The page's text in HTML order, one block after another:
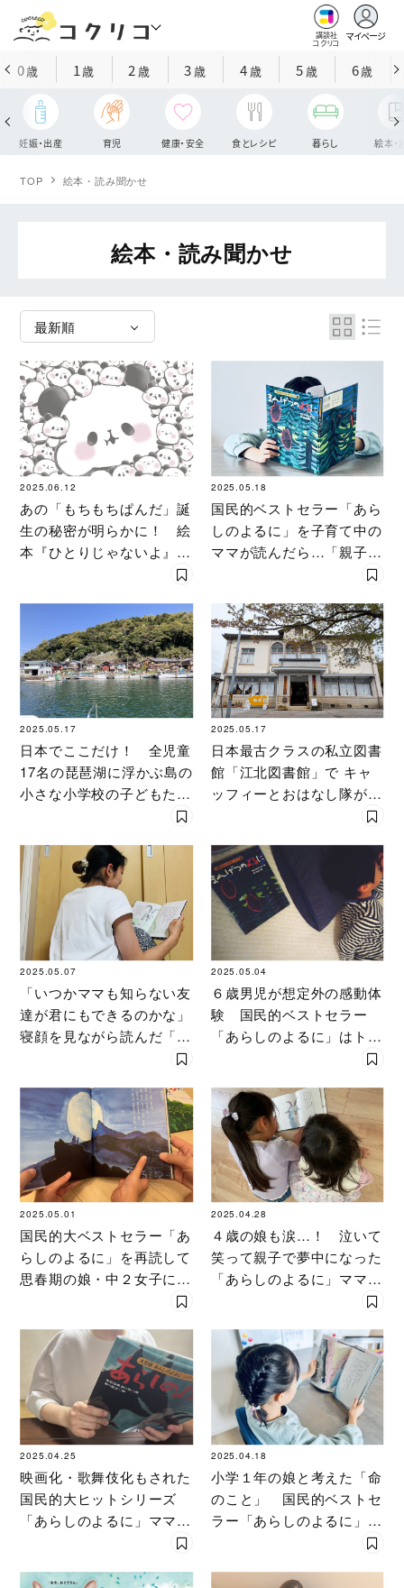
講談社
コクリコ
マイページ
0歳 1歳 2 歳 3歳 4歳 5歳 6歳
妊娠・出産 育児 健康・安全 食とレシピ 暮らし 絵本・
TOP 絵本・読み聞かせ
絵本・読み聞かせ
2025.06.12
あの「もちもちぱんだ」誕
生の秘密が明らかに！ 絵
本『ひとりじゃないよ』で
描かれる大人気キャラの癒
2025.05.18
国民的ベストセラー「あら
しのよるに」を子育て中の
ママが読んだら…「親子で
泣いた」「子どもの成長を
2025.05.17
日本でここだけ！ 全児童
17名の琵琶湖に浮かぶ島の
小さな小学校の子どもたち
2025.05.17
日本最古クラスの私立図書
館「江北図書館」で キャ
ッフィーとおはなし隊が初
2025.05.07
「いつかママも知らない友
達が君にもできるのかな」
寝顔を見ながら読んだ「あ
らしのよるに」に０歳児の
2025.05.04
６歳男児が想定外の感動体
験 国民的ベストセラー
「あらしのよるに」はトラ
ブル続出でハラハラが止ま
2025.05.01
国民的大ベストセラー「あ
らしのよるに」を再読して
思春期の娘・中２女子に母
2025.04.28
４歳の娘も涙…！ 泣いて
笑って親子で夢中になった
「あらしのよるに」ママの
2025.04.25
映画化・歌舞伎化もされた
国民的大ヒットシリーズ
「あらしのよるに」ママが
あらためて感動した「偏
2025.04.18
小学１年の娘と考えた「命
のこと」 国民的ベストセ
ラー「あらしのよるに」で
ママが気づいた「本当の友